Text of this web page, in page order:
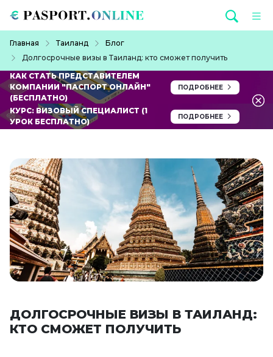
Главная Таиланд
Блог
Долгосрочные визы в Таиланд: кто сможет получить
КАК СТАТЬ ПРЕДСТАВИТЕЛЕМ
КОМПАНИИ "ПАСПОРТ ОНЛАЙН"
(БЕСПЛАТНО)
ПОДРОБНЕЕ
КУРС: ВИЗОВЫЙ СПЕЦИАЛИСТ (1
УРОК БЕСПЛАТНО)
ПОДРОБНЕЕ
ДОЛГОСРОЧНЫЕ ВИЗЫ В ТАИЛАНД:
КТО СМОЖЕТ ПОЛУЧИТЬ